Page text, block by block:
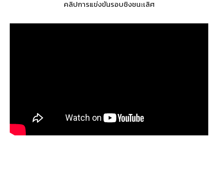
คลิปการแข่งขันรอบชิงชนะเลิศ